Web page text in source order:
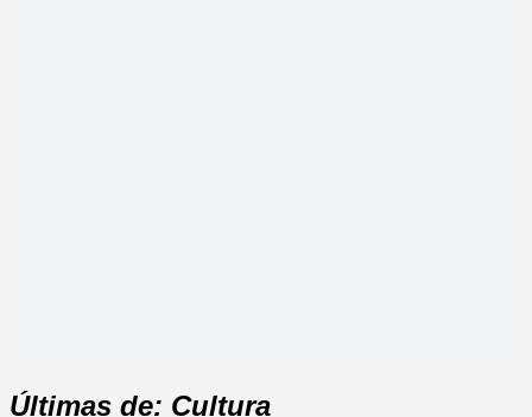
Últimas de: Cultura